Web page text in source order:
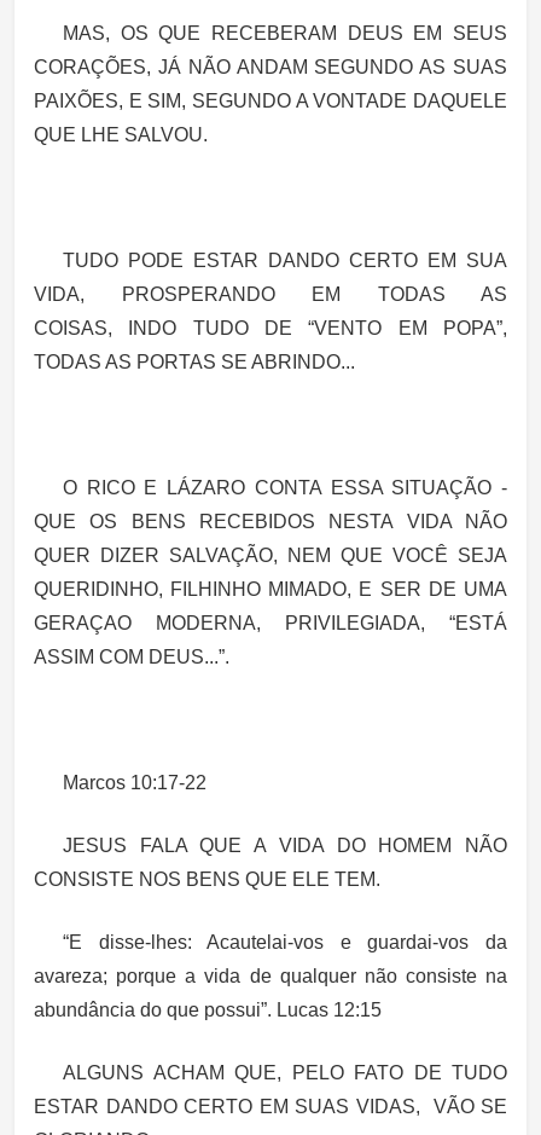
MAS, OS QUE RECEBERAM DEUS EM SEUS
CORAÇÕES, JÁ NÃO ANDAM SEGUNDO AS SUAS
PAIXÕES, E SIM, SEGUNDO A VONTADE DAQUELE
QUE LHE SALVOU.
TUDO PODE ESTAR DANDO CERTO EM SUA
VIDA, PROSPERANDO EM TODAS AS
COISAS, INDO TUDO DE “VENTO EM POPA”,
TODAS AS PORTAS SE ABRINDO...
O RICO E LÁZARO CONTA ESSA SITUAÇÃO -
QUE OS BENS RECEBIDOS NESTA VIDA NÃO
QUER DIZER SALVAÇÃO, NEM QUE VOCÊ SEJA
QUERIDINHO, FILHINHO MIMADO, E SER DE UMA
GERAÇAO MODERNA, PRIVILEGIADA, “ESTÁ
ASSIM COM DEUS...”.
Marcos 10:17-22
JESUS FALA QUE A VIDA DO HOMEM NÃO
CONSISTE NOS BENS QUE ELE TEM.
“E disse-lhes: Acautelai-vos e guardai-vos da
avareza; porque a vida de qualquer não consiste na
abundância do que possui”. Lucas 12:15
ALGUNS ACHAM QUE, PELO FATO DE TUDO
ESTAR DANDO CERTO EM SUAS VIDAS, VÃO SE